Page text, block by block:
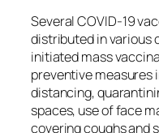
Several COVID-19
distributed in various
initiated mass
preventive measures
distancing,
spaces, use of face
covering coughs and